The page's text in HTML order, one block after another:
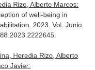
Rizo, Alberto Marcos:
of well-being in
. 2023. Vol. Junio
Heredia Rizo, Alberto
Javier: